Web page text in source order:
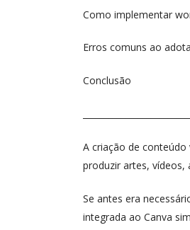
Como implementar
Erros comuns ao
Conclusão
A criação de conteúdo
produzir artes, vídeos,
Se antes era
integrada ao Canva